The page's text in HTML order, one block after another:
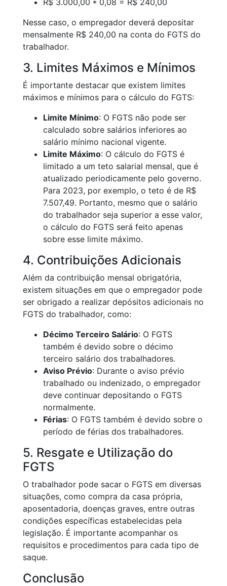
R$ 3.000,00 * 0,08 = R$ 240,00
Nesse caso, o empregador deverá depositar
mensalmente R$ 240,00 na conta do FGTS do
trabalhador.
3. Limites Máximos e Mínimos
É importante destacar que existem limites
máximos e mínimos para o cálculo do FGTS:
Limite Mínimo: O FGTS não pode ser
calculado sobre salários inferiores ao
salário mínimo nacional vigente.
Limite Máximo: O cálculo do FGTS é
limitado a um teto salarial mensal, que é
atualizado periodicamente pelo governo.
Para 2023, por exemplo, o teto é de R$
7.507,49. Portanto, mesmo que o salário
do trabalhador seja superior a esse valor,
o cálculo do FGTS será feito apenas
sobre esse limite máximo.
4. Contribuições Adicionais
Além da contribuição mensal obrigatória,
existem situações em que o empregador pode
ser obrigado a realizar depósitos adicionais no
FGTS do trabalhador, como:
Décimo Terceiro Salário: O FGTS
também é devido sobre o décimo
terceiro salário dos trabalhadores.
Aviso Prévio: Durante o aviso prévio
trabalhado ou indenizado, o empregador
deve continuar depositando o FGTS
normalmente.
Férias: O FGTS também é devido sobre o
período de férias dos trabalhadores.
5. Resgate e Utilização do
FGTS
O trabalhador pode sacar o FGTS em diversas
situações, como compra da casa própria,
aposentadoria, doenças graves, entre outras
condições específicas estabelecidas pela
legislação. É importante acompanhar os
requisitos e procedimentos para cada tipo de
saque.
Conclusão